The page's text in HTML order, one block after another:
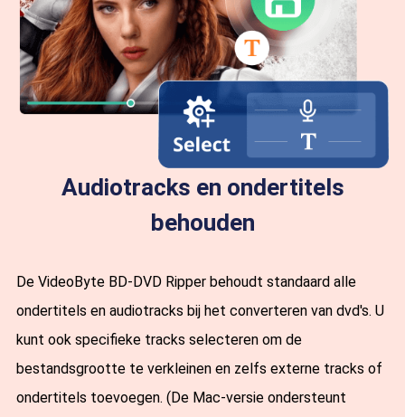
Audiotracks en ondertitels
behouden
De VideoByte BD-DVD Ripper behoudt standaard alle
ondertitels en audiotracks bij het converteren van dvd's. U
kunt ook specifieke tracks selecteren om de
bestandsgrootte te verkleinen en zelfs externe tracks of
ondertitels toevoegen. (De Mac-versie ondersteunt